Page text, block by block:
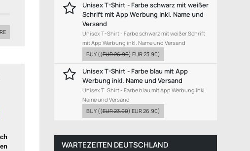
Unisex T-Shirt - Farbe schwarz mit weißer
Schrift mit App Werbung inkl. Name und
Versand
Unisex T-Shirt - Farbe schwarz mit weißer Schrift
mit App Werbung inkl. Name und Versand
BUY ((EUR 26.90) EUR 23.90)
Unisex T-Shirt - Farbe blau mit App
Werbung inkl. Name und Versand
Unisex T-Shirt - Farbe blau mit App Werbung inkl.
Name und Versand
BUY ((EUR 23.90) EUR 26.90)
WARTEZEITEN DEUTSCHLAND